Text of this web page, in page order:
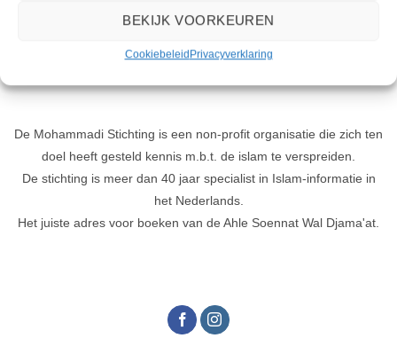
BEKIJK VOORKEUREN
CookiebeleidPrivacyverklaring
De Mohammadi Stichting is een non-profit organisatie die zich ten
doel heeft gesteld kennis m.b.t. de islam te verspreiden.
De stichting is meer dan 40 jaar specialist in Islam-informatie in
het Nederlands.
Het juiste adres voor boeken van de Ahle Soennat Wal Djama'at.